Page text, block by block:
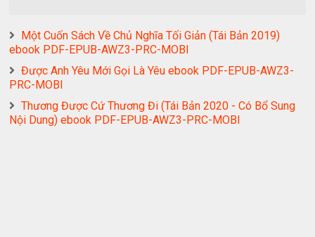
Một Cuốn Sách Về Chủ Nghĩa Tối Giản (Tái Bản 2019)
ebook PDF-EPUB-AWZ3-PRC-MOBI
Được Anh Yêu Mới Gọi Là Yêu ebook PDF-EPUB-AWZ3-
PRC-MOBI
Thương Được Cứ Thương Đi (Tái Bản 2020 - Có Bổ Sung
Nội Dung) ebook PDF-EPUB-AWZ3-PRC-MOBI